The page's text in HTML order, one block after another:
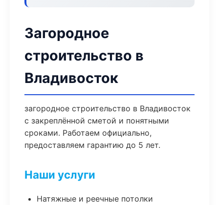
Загородное
строительство в
Владивосток
загородное строительство в Владивосток
с закреплённой сметой и понятными
сроками. Работаем официально,
предоставляем гарантию до 5 лет.
Наши услуги
Натяжные и реечные потолки